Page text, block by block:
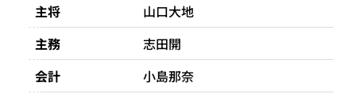
主将
山口大地
主務
志田開
会計
小島那奈